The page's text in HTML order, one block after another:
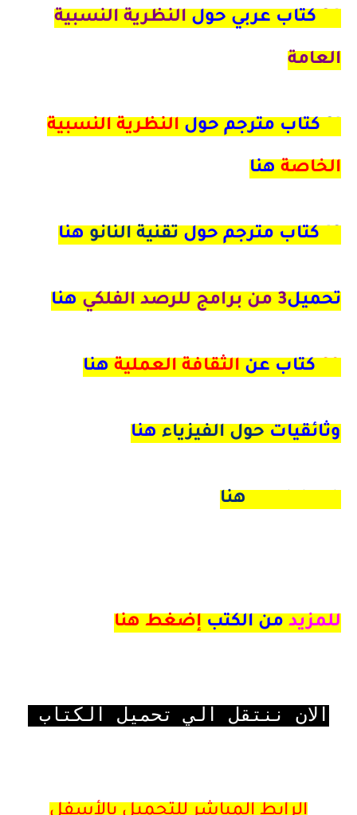
كتاب عربي حول النظرية النسبية
العامة
كتاب مترجم حول النظرية النسبية
الخاصة هنا
تقنية النانو هنا
تحميل3 من برامج للرصد الفلكي هنا
كتاب عن الثقافة العملية هنا
وثائقيات حول الفيزياء هنا
للمزيد من الكتب إضغط هنا
الان ننتقل الي تحميل الكتاب